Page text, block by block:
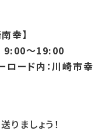
幸】
9:00～19:00
ロード内：川崎市幸
ましょう！